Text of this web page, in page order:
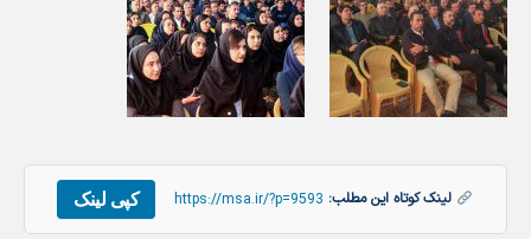
لینک کوتاه این مطلب: https://msa.ir/?p=9593 کپی لینک